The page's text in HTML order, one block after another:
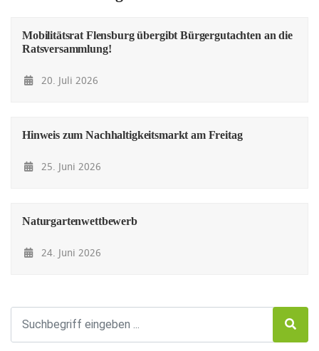
Mobilitätsrat Flensburg übergibt Bürgergutachten an die
Ratsversammlung!
20. Juli 2026
Hinweis zum Nachhaltigkeitsmarkt am Freitag
25. Juni 2026
Naturgartenwettbewerb
24. Juni 2026